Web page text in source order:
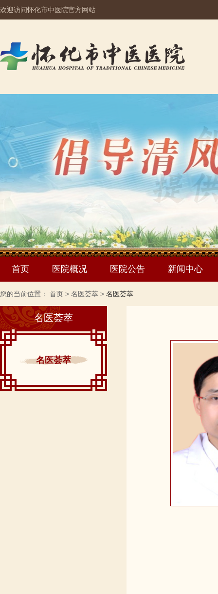
欢迎访问怀化市中医院官方网站
首页 医院概况 医院公告 新闻中心
您的当前位置： 首页 > 名医荟萃 > 名医荟萃
名医荟萃
名医荟萃